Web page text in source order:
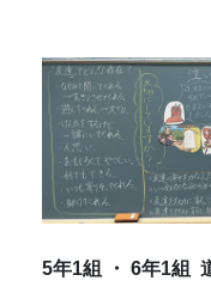
5年1組 ・ 6年1組